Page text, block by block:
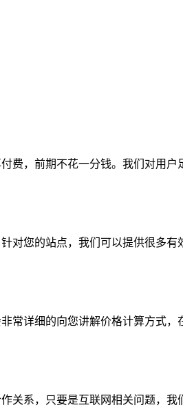
费，前期不花一分钱。我们对用户
对您的站点，我们可以提供很多
常详细的向您讲解价格计算方式
关系，只要是互联网相关问题，